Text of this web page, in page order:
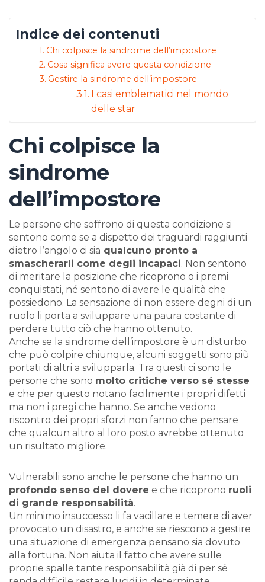
Indice dei contenuti
Chi colpisce la sindrome dell’impostore
Cosa significa avere questa condizione
Gestire la sindrome dell’impostore
I casi emblematici nel mondo
delle star
Chi colpisce la
sindrome
dell’impostore
Le persone che soffrono di questa condizione si
sentono come se a dispetto dei traguardi raggiunti
dietro l’angolo ci sia qualcuno pronto a
smascherarli come degli incapaci. Non sentono
di meritare la posizione che ricoprono o i premi
conquistati, né sentono di avere le qualità che
possiedono. La sensazione di non essere degni di un
ruolo li porta a sviluppare una paura costante di
perdere tutto ciò che hanno ottenuto.
Anche se la sindrome dell’impostore è un disturbo
che può colpire chiunque, alcuni soggetti sono più
portati di altri a svilupparla. Tra questi ci sono le
persone che sono molto critiche verso sé stesse
e che per questo notano facilmente i propri difetti
ma non i pregi che hanno. Se anche vedono
riscontro dei propri sforzi non fanno che pensare
che qualcun altro al loro posto avrebbe ottenuto
un risultato migliore.
Vulnerabili sono anche le persone che hanno un
profondo senso del dovere e che ricoprono ruoli
di grande responsabilità.
Un minimo insuccesso li fa vacillare e temere di aver
provocato un disastro, e anche se riescono a gestire
una situazione di emergenza pensano sia dovuto
alla fortuna. Non aiuta il fatto che avere sulle
proprie spalle tante responsabilità già di per sé